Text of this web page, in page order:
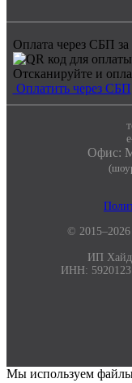
Оплата через СБП за
Отсканируйте и
Оплатить через СБП
© 2015–2026
ИП
ИНН:
Офис:
Мы используем